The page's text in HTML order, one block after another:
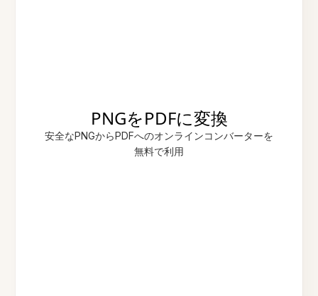
PNGをPDFに変換
安全なPNGからPDFへのオンラインコンバーターを
無料で利用